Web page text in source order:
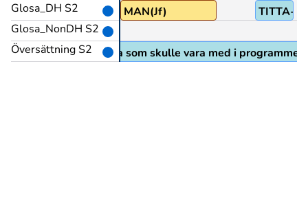
Glosa_DH S2
Glosa_NonDH S2
Översättning S2
MAN(Jf)
TITTA-
PEK
av dom två tjejerna som skulle vara med i programmet